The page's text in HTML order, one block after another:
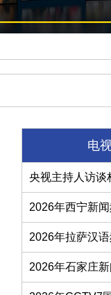
电
央视主持人访谈
2026年西宁新
2026年拉萨汉
2026年石家庄